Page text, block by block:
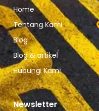
Home
Tentang Kami
Blog
Blog & artikel
Hubungi Kami
Newsletter